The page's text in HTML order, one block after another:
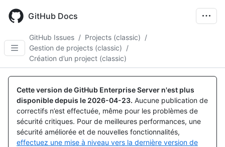
main
GitHub Docs
GitHub Issues / Projects (classic) /
Gestion de projects (classic) /
Création d’un project (classic)
Cette version de GitHub Enterprise Server n'est plus
disponible depuis le 2026-04-23. Aucune publication de
correctifs n’est effectuée, même pour les problèmes de
sécurité critiques. Pour de meilleures performances, une
sécurité améliorée et de nouvelles fonctionnalités,
effectuez une mise à niveau vers la dernière version de